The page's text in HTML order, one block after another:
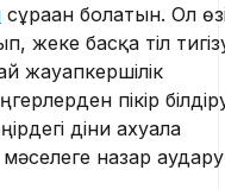
сұраған болатын. Ол
жеке басқа тіл
жауапкершілік
пікір
діни ахуалға
назар